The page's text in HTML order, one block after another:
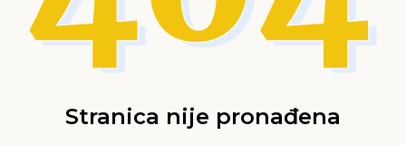
Stranica nije pronađena